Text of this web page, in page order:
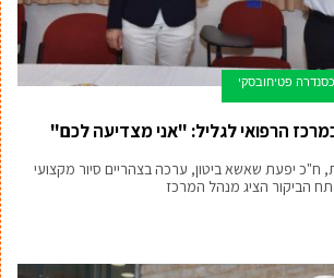
פטיחובסקי
הרפואי לגליל: "אני מצדיעה לכם"
ח"כ יפעת שאשא ביטון, ערכה בצהריים סיור מקצועי
הביקור הציג מנהל המרכז